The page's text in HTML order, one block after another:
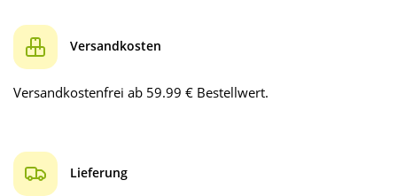
Versandkosten
Versandkostenfrei ab 59.99 € Bestellwert.
Lieferung